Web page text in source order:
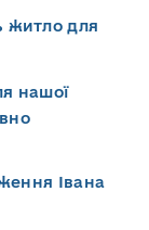
житло для
нашої
Івана